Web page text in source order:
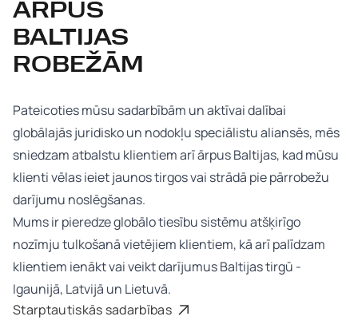
ĀRPUS
BALTIJAS
ROBEŽĀM
Pateicoties mūsu sadarbībām un aktīvai dalībai
globālajās juridisko un nodokļu speciālistu aliansēs, mēs
sniedzam atbalstu klientiem arī ārpus Baltijas, kad mūsu
klienti vēlas ieiet jaunos tirgos vai strādā pie pārrobežu
darījumu noslēgšanas.
Mums ir pieredze globālo tiesību sistēmu atšķirīgo
nozīmju tulkošanā vietējiem klientiem, kā arī palīdzam
klientiem ienākt vai veikt darījumus Baltijas tirgū -
Igaunijā, Latvijā un Lietuvā.
Starptautiskās sadarbības